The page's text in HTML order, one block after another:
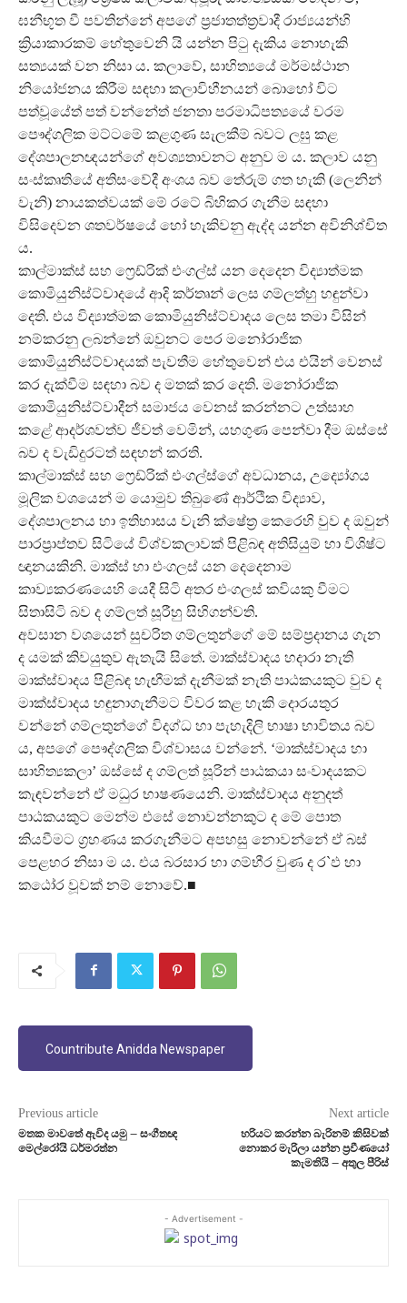
ඝනීභූත වී පවතින්නේ අපගේ ප්‍රජාතත්ත්‍රවාදී රාජ්‍යයන්හි
ක්‍රියාකාරකම් හේතුවෙනි යි යන්න පිටු දැකිය නොහැකි
සත්‍යයක් වන නිසා ය. කලාවේ, සාහිත්‍යයේ මර්මස්ථාන
නියෝජනය කිරීම සඳහා කලාවිහීනයන් බොහෝ විට
පත්වූයේත් පත් වන්නේත් ජනතා පරමාධිපත්‍යයේ වරම
පෞද්ගලික මට්ටමේ කළගුණ සැලකීම් බවට ලඝු කළ
දේශපාලනඥයන්ගේ අවශ්‍යතාවනට අනුව ම ය. කලාව යනු
සංස්කෘතියේ අතිසංවේදී අංශය බව තේරුම් ගත හැකි (ලෙනින්
වැනි) නායකත්වයක් මේ රටේ බිහිකර ගැනීම සඳහා
විසිදෙවන ශතවර්ෂයේ හෝ හැකිවනු ඇද්ද යන්න අවිනිශ්චිත
ය.
කාල්මාක්ස් සහ ෆ්‍රෙඩ්රික් එංගල්ස් යන දෙදෙන විද්‍යාත්මක
කොමියුනිස්ට්වාදයේ ආදි කර්තෘන් ලෙස ගම්ලත්හු හඳුන්වා
දෙති. එය විද්‍යාත්මක කොමියුනිස්ට්වාදය ලෙස තමා විසින්
නම්කරනු ලබන්නේ ඔවුනට පෙර මනෝරාජික
කොමියුනිස්ට්වාදයක් පැවතීම හේතුවෙන් එය එයින් වෙනස්
කර දැක්වීම සඳහා බව ද මතක් කර දෙති. මනෝරාජික
කොමියුනිස්ට්වාදීන් සමාජය වෙනස් කරන්නට උත්සාහ
කළේ ආදර්ශවත්ව ජීවත් වෙමින්, යහගුණ පෙන්වා දීම ඔස්සේ
බව ද වැඩිදුරටත් සඳහන් කරති.
කාල්මාක්ස් සහ ෆ්‍රෙඩ්රික් එංගල්ස්ගේ අවධානය, උද්‍යෝගය
මූලික වශයෙන් ම යොමුව තිබුණේ ආර්ථික විද්‍යාව,
දේශපාලනය හා ඉතිහාසය වැනි ක්ෂේත්‍ර කෙරෙහි වුව ද ඔවුන්
පාරප්‍රාප්තව සිටියේ විශ්වකලාවක් පිළිබඳ අතිසියුම් හා විශිෂ්ට
ඥානයකිනි. මාක්ස් හා එංගලස් යන දෙදෙනාම
කාව්‍යකරණයෙහි යෙදී සිටි අතර එංගලස් කවියකු වීමට
සිතාසිටි බව ද ගම්ලත් සූරීහු සිහිගන්වති.
අවසාන වශයෙන් සුචරිත ගම්ලතුන්ගේ මේ සම්ප්‍රදානය ගැන
ද යමක් කිවයුතුව ඇතැයි සිතේ. මාක්ස්වාදය හදාරා නැති
මාක්ස්වාදය පිළිබඳ හැඟීමක් දැනීමක් නැති පාඨකයකුට වුව ද
මාක්ස්වාදය හඳුනාගැනීමට විවර කළ හැකි දොරයතුර
වන්නේ ගම්ලතුන්ගේ විදග්ධ හා පැහැදිලි භාෂා භාවිතය බව
ය, අපගේ පෞද්ගලික විශ්වාසය වන්නේ. ‘මාක්ස්වාදය හා
සාහිත්‍යකලා’ ඔස්සේ ද ගම්ලත් සූරින් පාඨකයා සංවාදයකට
කැඳවන්නේ ඒ මධුර භාෂණයෙනි. මාක්ස්වාදය අනුදත්
පාඨකයකුට මෙන්ම එසේ නොවන්නකුට ද මේ පොත
කියවීමට ග්‍රහණය කරගැනීමට අපහසු නොවන්නේ ඒ බස්
පෙළහර නිසා ම ය. එය බරසාර හා ගම්භීර වුණ ද ර`ඵ හා
කඨෝර වූවක් නම් නොවේ.■
Countribute Anidda Newspaper
Previous article
මතක මාවතේ ඇවිද යමු – සංගීතඥ
මෙල්රෝයි ධර්මරත්න
Next article
හරියට කරන්න බැරිනම් කිසිවක්
නොකර මැරිලා යන්න ප්‍රවීණයෝ
කැමතියි – අතුල පීරිස්
- Advertisement -